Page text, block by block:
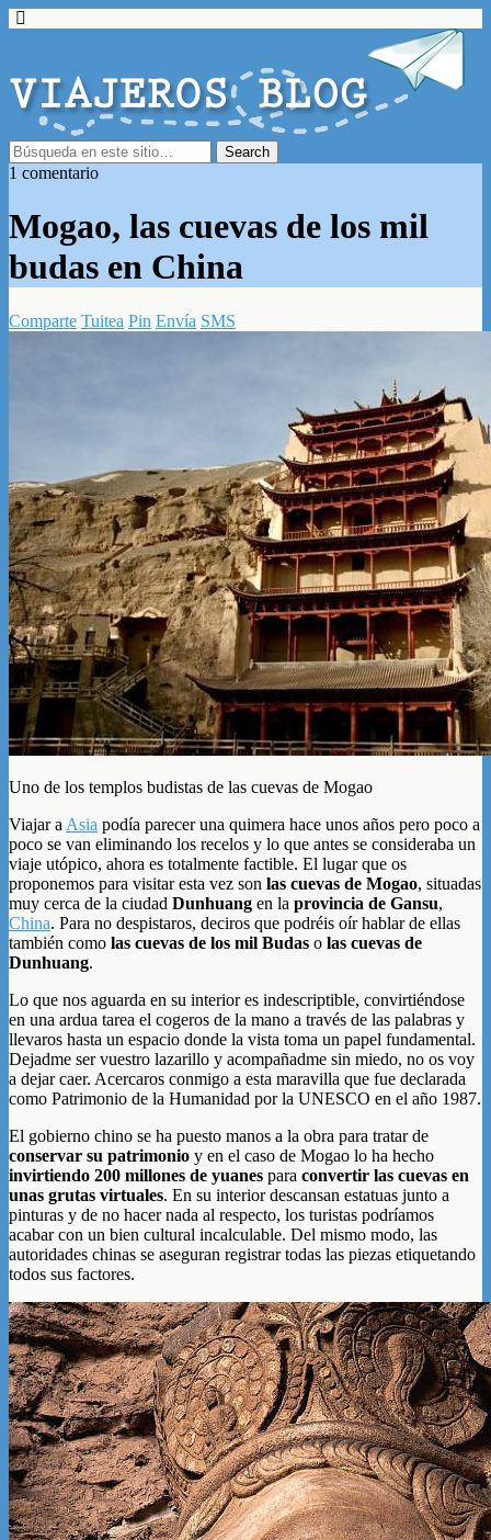
1 comentario
Mogao, las cuevas de los mil
budas en China
Comparte Tuitea Pin Envía SMS
Uno de los templos budistas de las cuevas de Mogao
Viajar a Asia podía parecer una quimera hace unos años pero poco a
poco se van eliminando los recelos y lo que antes se consideraba un
viaje utópico, ahora es totalmente factible. El lugar que os
proponemos para visitar esta vez son las cuevas de Mogao, situadas
muy cerca de la ciudad Dunhuang en la provincia de Gansu,
China. Para no despistaros, deciros que podréis oír hablar de ellas
también como las cuevas de los mil Budas o las cuevas de
Dunhuang.
Lo que nos aguarda en su interior es indescriptible, convirtiéndose
en una ardua tarea el cogeros de la mano a través de las palabras y
llevaros hasta un espacio donde la vista toma un papel fundamental.
Dejadme ser vuestro lazarillo y acompañadme sin miedo, no os voy
a dejar caer. Acercaros conmigo a esta maravilla que fue declarada
como Patrimonio de la Humanidad por la UNESCO en el año 1987.
El gobierno chino se ha puesto manos a la obra para tratar de
conservar su patrimonio y en el caso de Mogao lo ha hecho
invirtiendo 200 millones de yuanes para convertir las cuevas en
unas grutas virtuales. En su interior descansan estatuas junto a
pinturas y de no hacer nada al respecto, los turistas podríamos
acabar con un bien cultural incalculable. Del mismo modo, las
autoridades chinas se aseguran registrar todas las piezas etiquetando
todos sus factores.